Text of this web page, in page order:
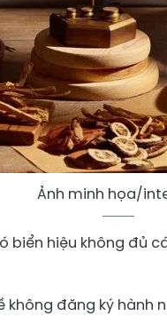
Ảnh minh họa/
biển hiệu không đủ
không đăng ký hành